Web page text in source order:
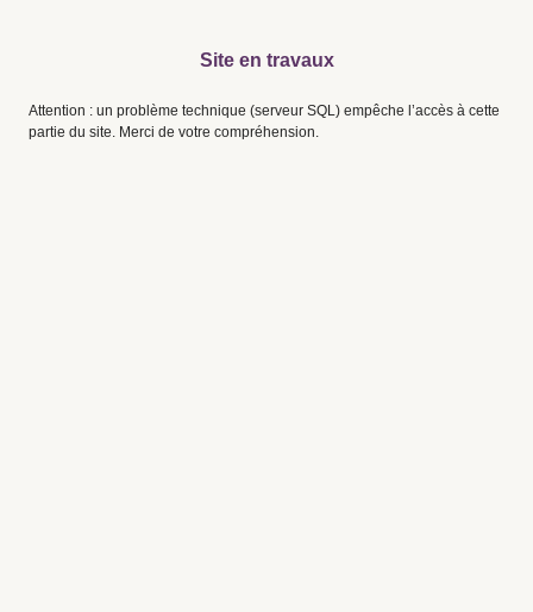
Site en travaux
Attention : un problème technique (serveur SQL) empêche l’accès à cette
partie du site. Merci de votre compréhension.